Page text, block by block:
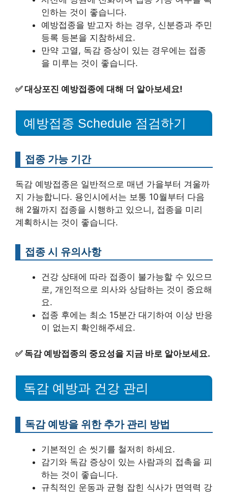
인하는 것이 좋습니다.
예방접종을 받고자 하는 경우, 신분증과 주민
등록 등본을 지참하세요.
만약 고열, 독감 증상이 있는 경우에는 접종
을 미루는 것이 좋습니다.
✅대상포진 예방접종에 대해 더 알아보세요!
예방접종 Schedule 점검하기
접종 가능 기간
독감 예방접종은 일반적으로 매년 가을부터 겨울까
지 가능합니다. 용인시에서는 보통 10월부터 다음
해 2월까지 접종을 시행하고 있으니, 접종을 미리
계획하시는 것이 좋습니다.
접종 시 유의사항
건강 상태에 따라 접종이 불가능할 수 있으므
로, 개인적으로 의사와 상담하는 것이 중요해
요.
접종 후에는 최소 15분간 대기하여 이상 반응
이 없는지 확인해주세요.
✅ 독감 예방접종의 중요성을 지금 바로 알아보세요.
독감 예방과 건강 관리
독감 예방을 위한 추가 관리 방법
기본적인 손 씻기를 철저히 하세요.
감기와 독감 증상이 있는 사람과의 접촉을 피
하는 것이 좋습니다.
규칙적인 운동과 균형 잡힌 식사가 면역력 강